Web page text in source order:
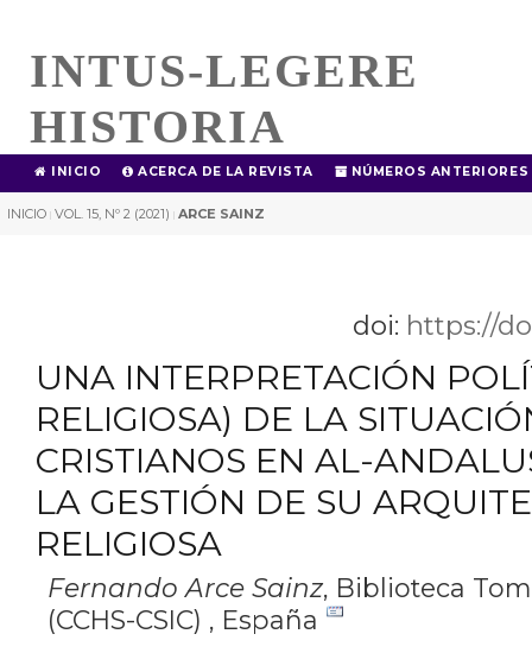
INTUS-LEGERE
HISTORIA
INICIO ACERCA DE LA REVISTA NÚMEROS ANTERIORES
INICIO | VOL. 15, Nº 2 (2021) | ARCE SAINZ
doi: https://
UNA INTERPRETACIÓN
RELIGIOSA) DE LA
CRISTIANOS EN AL-
LA GESTIÓN DE SU
RELIGIOSA
Fernando Arce Sainz, Biblioteca
(CCHS-CSIC) , España